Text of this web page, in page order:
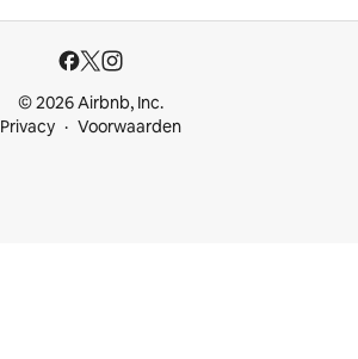
© 2026 Airbnb, Inc.
Privacy
Voorwaarden